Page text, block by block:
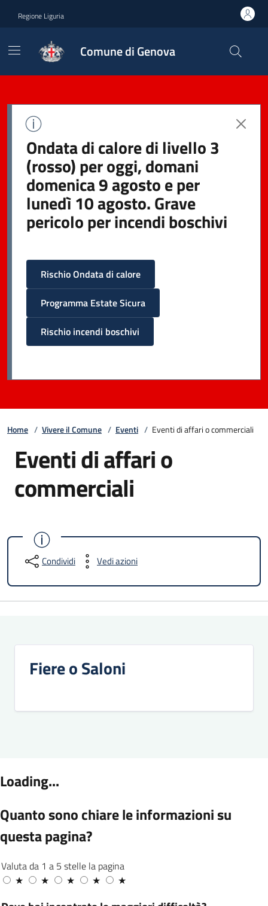
Regione Liguria
Comune di Genova
Ondata di calore di livello 3
(rosso) per oggi, domani
domenica 9 agosto e per
lunedì 10 agosto. Grave
pericolo per incendi boschivi
Rischio Ondata di calore
Programma Estate Sicura
Rischio incendi boschivi
Home / Vivere il Comune / Eventi / Eventi di affari o commerciali
Eventi di affari o
commerciali
Condividi Vedi azioni
Fiere o Saloni